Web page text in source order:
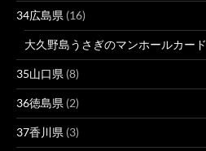
34広島県 (16)
大久野島うさぎのマンホールカード
35山口県 (8)
36徳島県 (2)
37香川県 (3)